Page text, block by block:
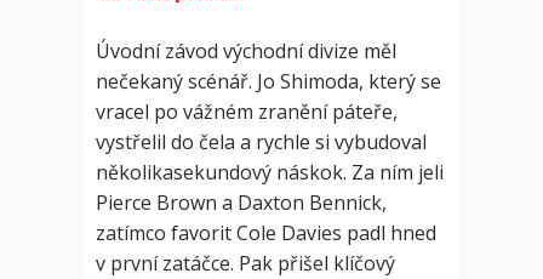
Úvodní závod východní divize měl
nečekaný scénář. Jo Shimoda, který se
vracel po vážném zranění páteře,
vystřelil do čela a rychle si vybudoval
několikasekundový náskok. Za ním jeli
Pierce Brown a Daxton Bennick,
zatímco favorit Cole Davies padl hned
v první zatáčce. Pak přišel klíčový